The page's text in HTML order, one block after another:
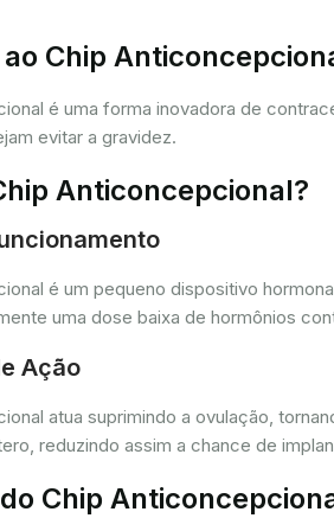
Chip
é uma forma inovadora de
evitar a gravidez.
Anticoncepcional?
é um pequeno dispositivo
uma dose baixa de hormônios
Ação
atua suprimindo a ovulação,
reduzindo assim a chance de
Chip